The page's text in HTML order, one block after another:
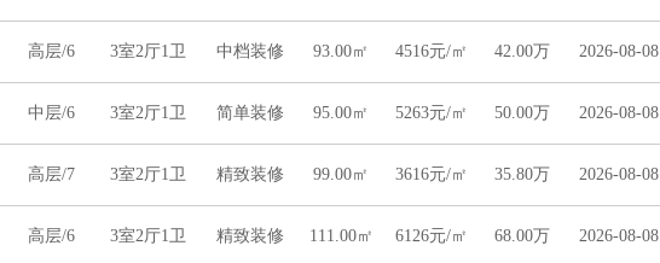
高层/6 3室2厅1卫 中档装修 93.00㎡ 4516元/㎡ 42.00万 2026-08-08
中层/6 3室2厅1卫 简单装修 95.00㎡ 5263元/㎡ 50.00万 2026-08-08
高层/7 3室2厅1卫 精致装修 99.00㎡ 3616元/㎡ 35.80万 2026-08-08
高层/6 3室2厅1卫 精致装修 111.00㎡ 6126元/㎡ 68.00万 2026-08-08